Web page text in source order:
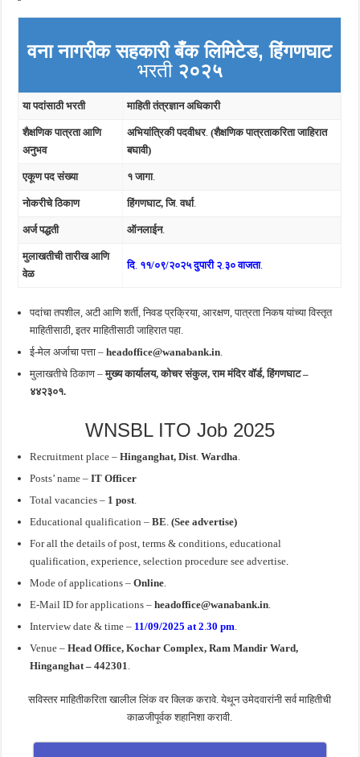
वना नागरीक सहकारी बँक लिमिटेड, हिंगणघाट
भरती२०२५
या पदांसाठी भरती माहिती तंत्रज्ञान अधिकारी
शैक्षणिक पात्रता आणि
अनुभव
अभियांत्रिकी पदवीधर. (शैक्षणिक पात्रताकरिता जाहिरात
बघावी)
एकूण पद संख्या १ जागा.
नोकरीचे ठिकाण हिंगणघाट, जि.वर्धा.
अर्ज पद्धती ऑनलाईन.
मुलाखतीची तारीख आणि
वेळ
दि. ११/०९/२०२५ दुपारी २.३० वाजता.
पदांचा तपशील, अटी आणि शर्ती, निवड प्रक्रिया, आरक्षण, पात्रता निकष यांच्या विस्तृत
माहितीसाठी, इतर माहितीसाठी जाहिरात पहा.
ई-मेल अर्जाचा पत्ता –headoffice@wanabank.in
मुलाखतीचे ठिकाण –मुख्य कार्यालय, कोचर संकुल, राम मंदिर वॉर्ड, हिंगणघाट –
४४२३०१.
WNSBL ITO Job 2025
Recruitment place –Hinganghat, Dist Wardha
Posts’ name –IT Officer
Total vacancies – 1 post
Educational qualification –BE .(See advertise)
For all the details of post, terms & conditions, educational
qualification, experience, selection procedure see advertise
Mode of applications –Online
E-Mail ID for applications –headoffice@wanabank.in
Interview date & time – 11/09/2025at 2 .30 pm
Venue –Head Office, Kochar Complex, Ram Mandir Ward,
Hinganghat – 442301
सविस्तर माहितीकरिता खालील लिंक वर क्लिक करावे. येथून उमेदवारांनी सर्व माहितीची
काळजीपूर्वक शहानिशा करावी.